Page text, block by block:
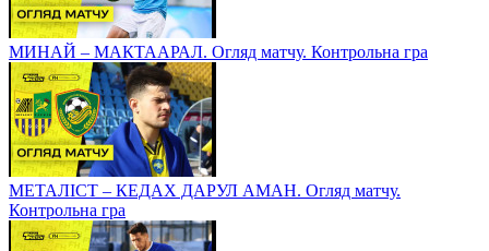
МИНАЙ – МАКТААРАЛ. Огляд матчу. Контрольна гра
МЕТАЛІСТ – КЕДАХ ДАРУЛ АМАН. Огляд матчу.
Контрольна гра